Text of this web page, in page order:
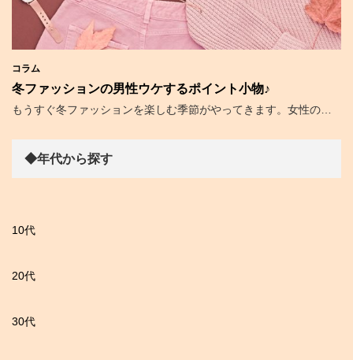
コラム
冬ファッションの男性ウケするポイント小物♪
もうすぐ冬ファッションを楽しむ季節がやってきます。女性の…
◆年代から探す
10代
20代
30代